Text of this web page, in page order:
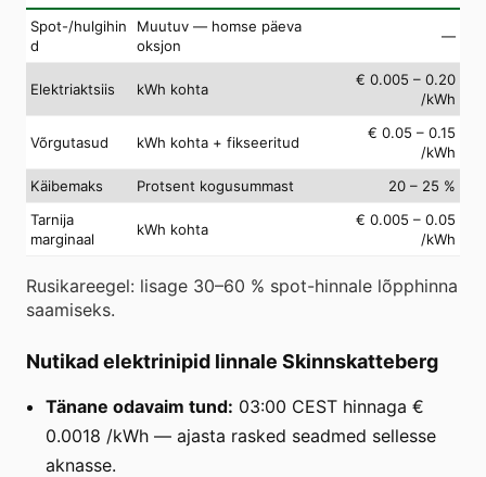
Spot-/hulgihin
d
Muutuv — homse päeva
oksjon
—
Elektriaktsiis kWh kohta
€ 0.005 – 0.20
/kWh
Võrgutasud kWh kohta + fikseeritud
€ 0.05 – 0.15
/kWh
Käibemaks
Protsent kogusummast
20 – 25 %
Tarnija
marginaal
kWh kohta
€ 0.005 – 0.05
/kWh
Rusikareegel: lisage 30–60 % spot-hinnale lõpphinna
saamiseks.
Nutikad elektrinipid linnale Skinnskatteberg
Tänane odavaim tund: 03:00 CEST hinnaga €
0.0018 /kWh — ajasta rasked seadmed sellesse
aknasse.